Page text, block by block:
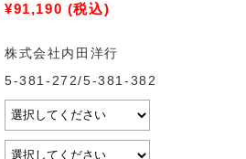
¥91,190 (税込)
株式会社内田洋行
5-381-272/5-381-382